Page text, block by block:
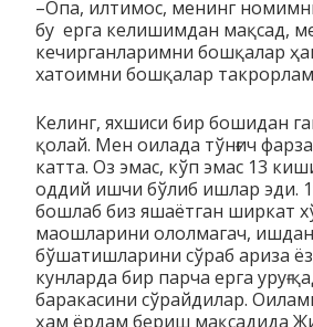
–Опа, илтимос, менинг
бу ерга келишимдан мақсад,
кечирганларимни бошқалар
хатоимни бошқалар
Келинг, яхшиси бир бошидан
қолай. Мен оилада тўнғич
катта. Оз эмас, кўп эмас 13
оддий ишчи бўлиб ишлар эди.
бошлаб биз яшаётган ширкат
маошларини ололмагач, ишдан
бўшатишларини сўраб ариза
кунларда бир парча ерга уруғ
баракасини сўрайдилар.
ҳам ёрдам бериш мақсадида